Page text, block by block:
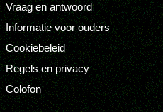
Vraag en antwoord
Informatie voor ouders
Cookiebeleid
Regels en privacy
Colofon